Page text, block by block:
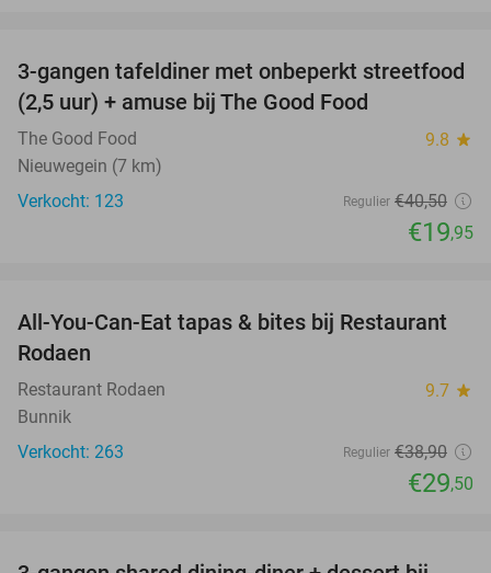
51%
3-gangen tafeldiner met onbeperkt streetfood
(2,5 uur) + amuse bij The Good Food
The Good Food 9.8 star
Nieuwegein (7 km)
Verkocht: 123
Regulier €40,50
€19,95
24%
All-You-Can-Eat tapas & bites bij Restaurant
Rodaen
Restaurant Rodaen 9.7 star
Bunnik
Verkocht: 263
Regulier €38,90
€29,50